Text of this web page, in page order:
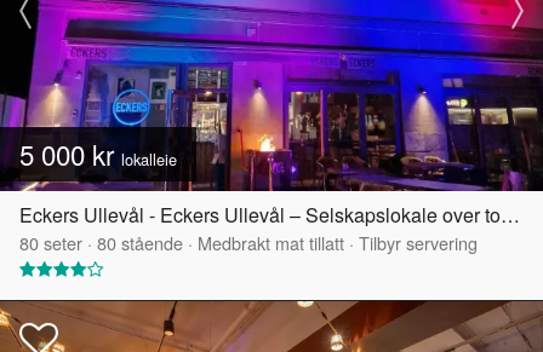
5 000 kr lokalleie
Eckers Ullevål - Eckers Ullevål – Selskapslokale over to etasjer
80seter · 80stående · Medbrakt mat tillatt · Tilbyr servering